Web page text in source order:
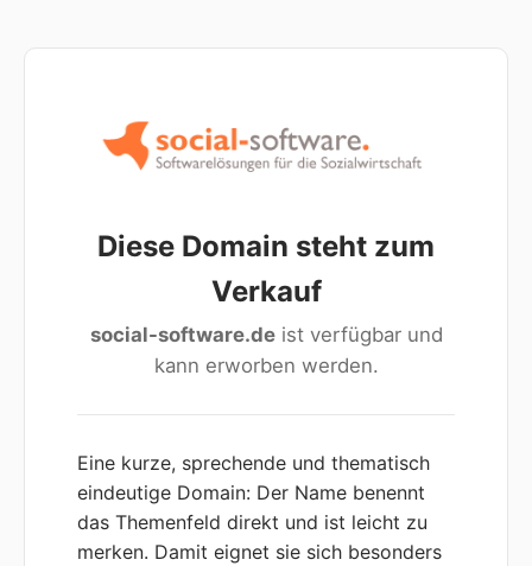
Diese Domain steht zum
Verkauf
social-software.deist verfügbar und
kann erworben werden.
Eine kurze, sprechende und thematisch
eindeutige Domain: Der Name benennt
das Themenfeld direkt und ist leicht zu
merken. Damit eignet sie sich besonders